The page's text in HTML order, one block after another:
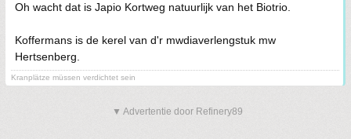
Oh wacht dat is Japio Kortweg natuurlijk van het Biotrio.
Koffermans is de kerel van d'r mwdiaverlengstuk mw
Hertsenberg.
Kranplätze müssen verdichtet sein
▼ Advertentie door Refinery89